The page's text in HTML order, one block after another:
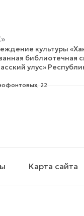
культуры
библиотечная
улус»
22
Карта сайта